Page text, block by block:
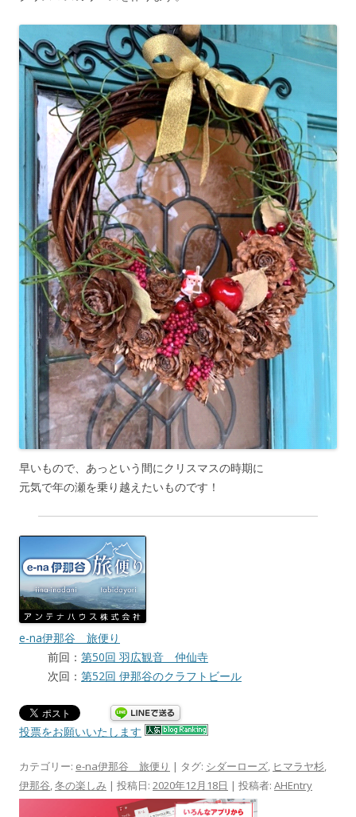
早いもので、あっという間にクリスマスの時期に
元気で年の瀬を乗り越えたいものです！
e-na伊那谷 旅便り
前回： 第50回 羽広観音 仲仙寺
次回： 第52回 伊那谷のクラフトビール
投票をお願いいたします
カテゴリー: e-na伊那谷 旅便り | タグ: シダーローズ, ヒマラヤ杉,
伊那谷,冬の楽しみ | 投稿日: 2020年12月18日 | 投稿者: AHEntry